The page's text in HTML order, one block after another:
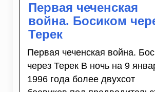
Первая чеченская
война. Босиком
Терек
Первая чеченская война.
через Терек В ночь на 9
1996 года более двухсот